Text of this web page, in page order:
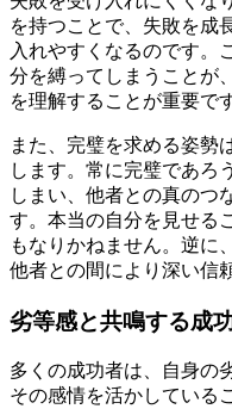
を持つことで、失敗を成
入れやすくなるのです。
分を縛ってしまうことが
を理解することが重要で
また、完璧を求める姿勢
します。常に完璧であろ
しまい、他者との真のつ
す。本当の自分を見せる
もなりかねません。逆に
他者との間により深い信
劣等感と共鳴する成
多くの成功者は、自身の
その感情を活かしている